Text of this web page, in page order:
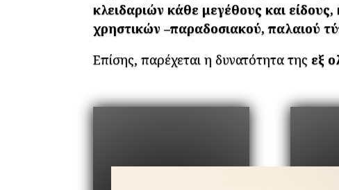
κλειδαριών κάθε μεγέθους και
χρηστικών –παραδοσιακού, παλαιού
Επίσης, παρέχεται η δυνατότητα της εξ